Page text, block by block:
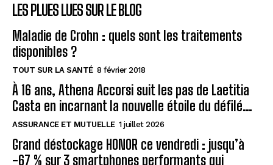
LES PLUES LUES SUR LE BLOG
Maladie de Crohn : quels sont les traitements
disponibles ?
TOUT SUR LA SANTÉ 8 février 2018
À 16 ans, Athena Accorsi suit les pas de Laetitia
Casta en incarnant la nouvelle étoile du défilé…
ASSURANCE ET MUTUELLE 1 juillet 2026
Grand déstockage HONOR ce vendredi : jusqu’à
-67 % sur 3 smartphones performants qui